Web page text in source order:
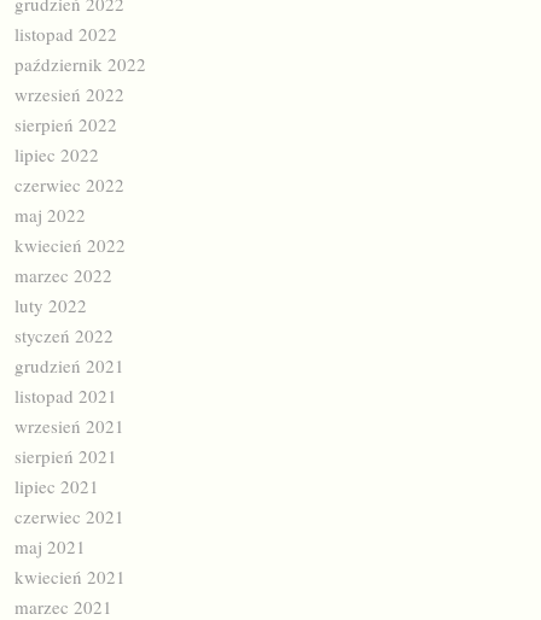
listopad 2022
październik 2022
wrzesień 2022
sierpień 2022
lipiec 2022
czerwiec 2022
maj 2022
kwiecień 2022
marzec 2022
luty 2022
styczeń 2022
grudzień 2021
listopad 2021
wrzesień 2021
sierpień 2021
lipiec 2021
czerwiec 2021
maj 2021
kwiecień 2021
marzec 2021